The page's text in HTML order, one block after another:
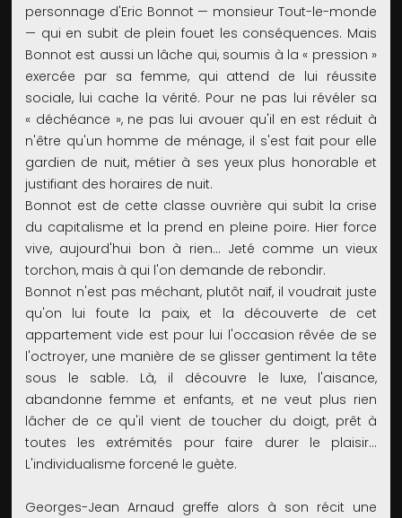
personnage d'Eric Bonnot — monsieur Tout-le-monde
— qui en subit de plein fouet les conséquences. Mais
Bonnot est aussi un lâche qui, soumis à la « pression »
exercée par sa femme, qui attend de lui réussite
sociale, lui cache la vérité. Pour ne pas lui révéler sa
« déchéance », ne pas lui avouer qu'il en est réduit à
n'être qu'un homme de ménage, il s'est fait pour elle
gardien de nuit, métier à ses yeux plus honorable et
justifiant des horaires de nuit.
Bonnot est de cette classe ouvrière qui subit la crise
du capitalisme et la prend en pleine poire. Hier force
vive, aujourd'hui bon à rien… Jeté comme un vieux
torchon, mais à qui l'on demande de rebondir.
Bonnot n'est pas méchant, plutôt naïf, il voudrait juste
qu'on lui foute la paix, et la découverte de cet
appartement vide est pour lui l'occasion rêvée de se
l'octroyer, une manière de se glisser gentiment la tête
sous le sable. Là, il découvre le luxe, l'aisance,
abandonne femme et enfants, et ne veut plus rien
lâcher de ce qu'il vient de toucher du doigt, prêt à
toutes les extrémités pour faire durer le plaisir…
L'individualisme forcené le guète.
Georges-Jean Arnaud greffe alors à son récit une